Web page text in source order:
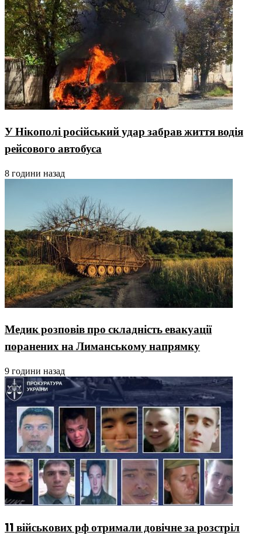
У Нікополі російський удар забрав життя водія
рейсового автобуса
8 години назад
Медик розповів про складність евакуації
поранених на Лиманському напрямку
9 години назад
11 військових рф отримали довічне за розстріл